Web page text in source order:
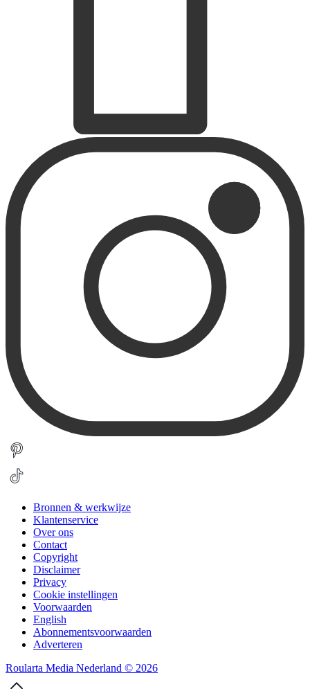
Bronnen & werkwijze
Klantenservice
Over ons
Contact
Copyright
Disclaimer
Privacy
Cookie instellingen
Voorwaarden
English
Abonnementsvoorwaarden
Adverteren
Roularta Media Nederland © 2026